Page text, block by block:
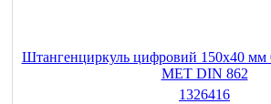
Штангенциркуль цифровий 150х40
MET DIN 862
1326416